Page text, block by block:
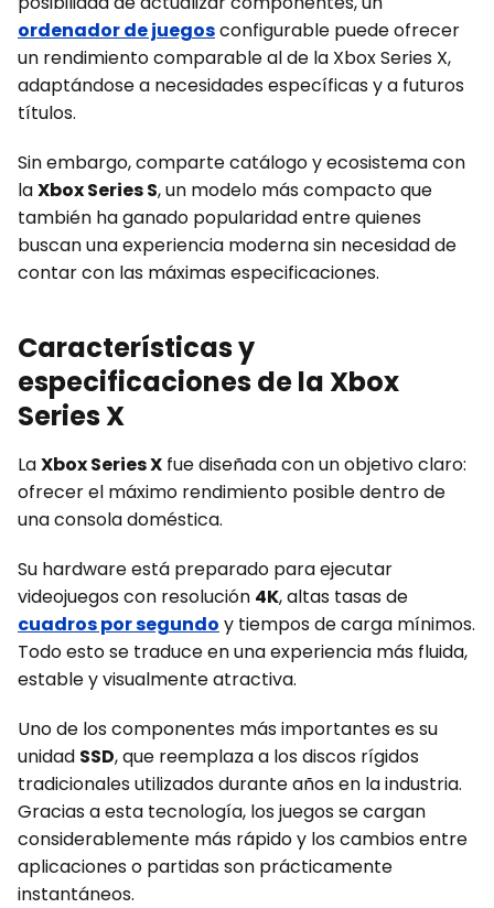
ordenador de juegosconfigurable puede ofrecer
un rendimiento comparable al de la Xbox Series X,
adaptándose a necesidades específicas y a futuros
títulos.
Sin embargo, comparte catálogo y ecosistema con
laXbox Series S, un modelo más compacto que
también ha ganado popularidad entre quienes
buscan una experiencia moderna sin necesidad de
contar con las máximas especificaciones.
Características y
especificaciones de la Xbox
Series X
LaXbox Series X fue diseñada con un objetivo claro:
ofrecer el máximo rendimiento posible dentro de
una consola doméstica.
Su hardware está preparado para ejecutar
videojuegos con resolución 4K, altas tasas de
cuadros por segundo y tiempos de carga mínimos.
Todo esto se traduce en una experiencia más fluida,
estable y visualmente atractiva.
Uno de los componentes más importantes es su
unidad SSD, que reemplaza a los discos rígidos
tradicionales utilizados durante años en la industria.
Gracias a esta tecnología, los juegos se cargan
considerablemente más rápido y los cambios entre
aplicaciones o partidas son prácticamente
instantáneos.